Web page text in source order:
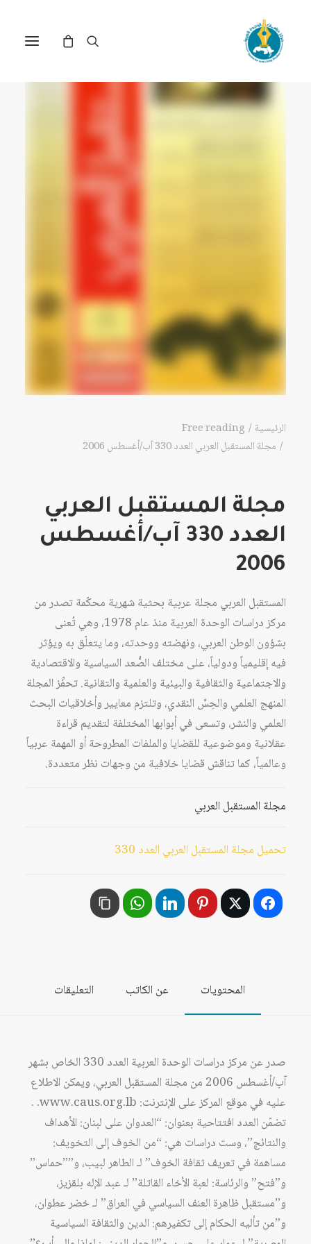
الرئيسية
Free reading
مجلة المستقبل العربي العدد 330 آب/أغسطس 2006
مجلة المستقبل العربي
العدد 330 آب/أغسطس
2006
المستقبل العربي مجلة عربية بحثية شهرية محكّمة تصدر من
مركز دراسات الوحدة العربية منذ عام 1978، وهي تُعنى
بشؤون الوطن العربي، ونهضته ووحدته، وما يتعلّق به ويؤثر
فيه إقليمياً ودولياً، على مختلف الصُّعد السياسية والاقتصادية
والاجتماعية والثقافية والبيئية والعلمية والتقانية. تحفِّز المجلة
المنهج العلمي والحِسَّ النقدي، وتلتزم معايير وأخلاقيات البحث
العلمي والنشر، وتسعى في أبوابها المختلفة لتقديم قراءة
عقلانية وموضوعية للقضايا والملفات المطروحة أو المهمة عربياً
وعالمياً، كما تناقش قضايا خلافية من وجهات نظر متعددة.
مجلة المستقبل العربي
تحميل مجلة المستقبل العربي العدد 330
المحتويات عن الكاتب التعليقات
صدر عن مركز دراسات الوحدة العربية العدد 330 الخاص بشهر
آب/أغسطس 2006 من مجلة المستقبل العربي، ويمكن الاطلاع
عليه في موقع المركز على الإنترنت: www.caus.org.lb. .
تضمّن العدد افتتاحية بعنوان: “العدوان على لبنان: الأهداف
والنتائج”، وست دراسات هي: “من الخوف إلى التخويف:
مساهمة في تعريف ثقافة الخوف” لـ الطاهر لبيب، و””حماس”
و”فتح” والرئاسة: لعبة الأخاء القاتلة” لـ عبد الإله بلقزيز،
و”مستقبل ظاهرة العنف السياسي في العراق” لـ خضر عطوان،
و”من تأليه الحكام إلى تكفيرهم: الدين والثقافة السياسية